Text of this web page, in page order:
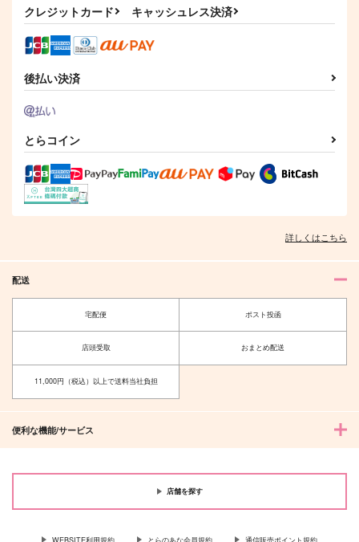
クレジットカード キャッシュレス決済
後払い決済
とらコイン
詳しくはこちら
配送
宅配便 ポスト投函
店頭受取 おまとめ配送
11,000円（税込）以上で送料当社負担
便利な機能/サービス
店舗を探す
WEBSITE利用規約 とらのあな会員規約 通信販売ポイント規約